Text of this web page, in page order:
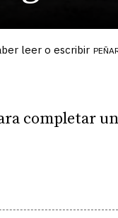
leer o escribir
completar